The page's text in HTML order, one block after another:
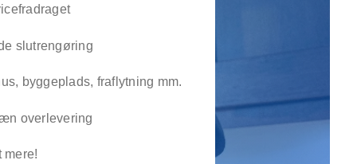
hvidevarer
af tagrende
rengøring
slutrengøring
byggeplads, fraflytning mm.
overlevering
mere!